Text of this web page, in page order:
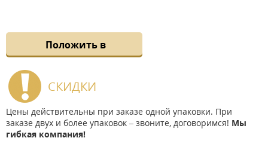
Положить в
СКИДКИ
Цены действительны при заказе одной упаковки. При
заказе двух и более упаковок – звоните, договоримся! Мы
гибкая компания!